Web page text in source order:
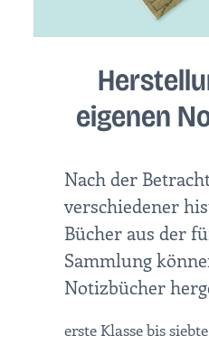
eigenen
Nach der
verschiedener
Bücher aus der
Sammlung
Notizbücher
erste Klasse bis